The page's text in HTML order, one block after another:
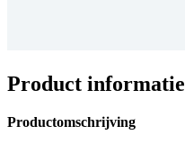
Product informatie
Productomschrijving